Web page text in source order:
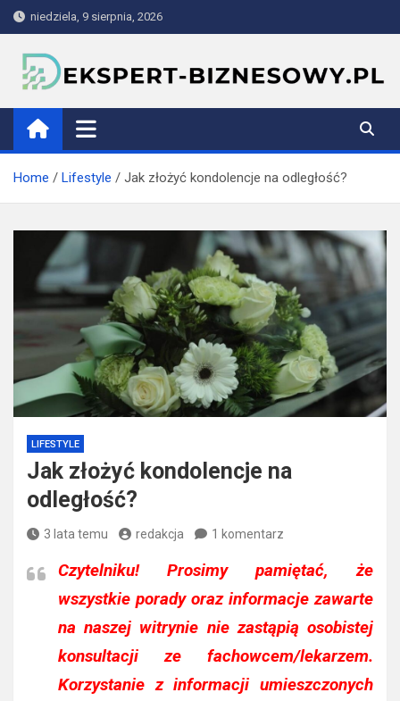
Skip
to
content
niedziela, 9 sierpnia, 2026
ekspert-biznesowy.pl
Home Lifestyle Jak złożyć kondolencje na odległość?
LIFESTYLE
Jak złożyć kondolencje na
odległość?
3 lata temu redakcja 1 komentarz
Czytelniku!Prosimy pamiętać, że
wszystkie porady oraz informacje zawarte
na naszej witrynie nie zastąpią osobistej
konsultacji ze fachowcem/lekarzem.
Korzystanie z informacji umieszczonych